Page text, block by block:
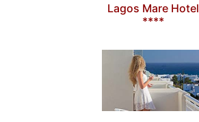
Lagos Mare Hotel
****